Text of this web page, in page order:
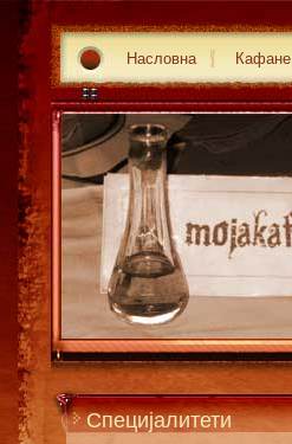
Насловна Кафане
Специјалитети